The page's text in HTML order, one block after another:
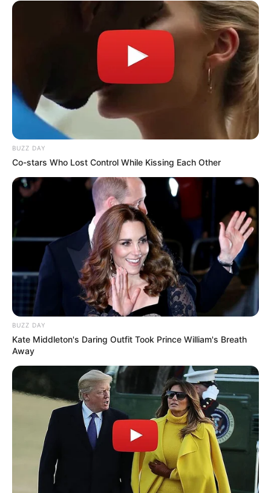
“Todo pasó en un abrir y cerrar de
ojos, ver la enorme velocidad con
la que se esparció la noticia nos
dejó congelados a todos en la
comunidad internacional. Notar la
BUZZ DAY
Co-stars Who Lost Control While Kissing Each Other
BUZZ DAY
Kate Middleton's Daring Outfit Took Prince William's Breath
Away